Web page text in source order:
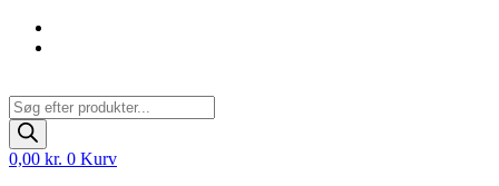
Products
search
0,00 kr. 0 Kurv